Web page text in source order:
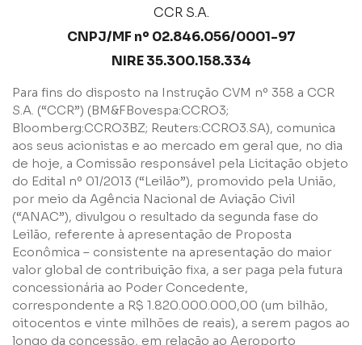
CCR S.A.
CNPJ/MF nº 02.846.056/0001-97
NIRE 35.300.158.334
Para fins do disposto na Instrução CVM nº 358 a CCR
S.A. (“CCR”) (BM&FBovespa:CCRO3;
Bloomberg:CCRO3BZ; Reuters:CCRO3.SA), comunica
aos seus acionistas e ao mercado em geral que, no dia
de hoje, a Comissão responsável pela Licitação objeto
do Edital nº 01/2013 (“Leilão”), promovido pela União,
por meio da Agência Nacional de Aviação Civil
(“ANAC”), divulgou o resultado da segunda fase do
Leilão, referente à apresentação de Proposta
Econômica – consistente na apresentação do maior
valor global de contribuição fixa, a ser paga pela futura
concessionária ao Poder Concedente,
correspondente a R$ 1.820.000.000,00 (um bilhão,
oitocentos e vinte milhões de reais), a serem pagos ao
longo da concessão, em relação ao Aeroporto
Nome
E-mail
Empresa